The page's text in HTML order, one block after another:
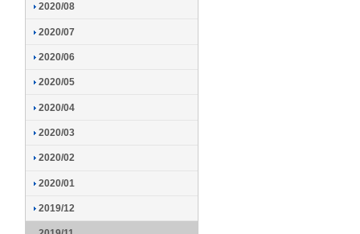
2020/08
2020/07
2020/06
2020/05
2020/04
2020/03
2020/02
2020/01
2019/12